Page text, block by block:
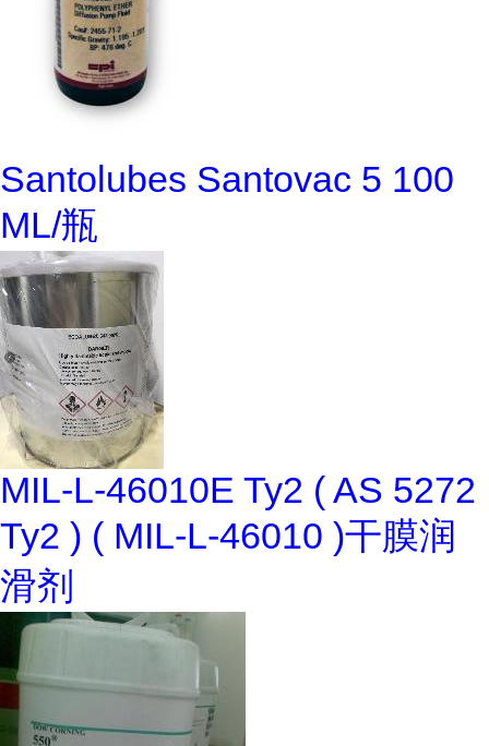
Santolubes Santovac 5 100
ML/瓶
MIL-L-46010E Ty2 ( AS 5272
Ty2 ) ( MIL-L-46010 )干膜润
滑剂